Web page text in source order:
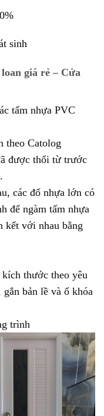
sinh
giá rẻ – Cửa
tấm nhựa PVC
theo Catolog
được thổi từ trước
các đố nhựa lớn có
để ngàm tấm nhựa
kết với nhau bằng
thước theo yêu
bản lề và ổ khóa
trình